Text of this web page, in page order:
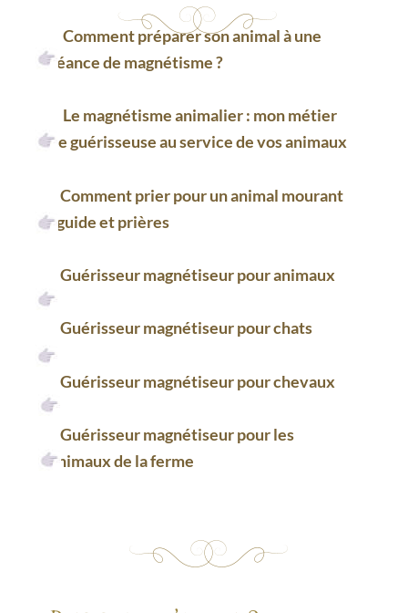
Comment préparer son animal à une
séance de magnétisme ?
Le magnétisme animalier : mon métier
de guérisseuse au service de vos animaux
Comment prier pour un animal mourant
: guide et prières
Guérisseur magnétiseur pour animaux
Guérisseur magnétiseur pour chats
Guérisseur magnétiseur pour chevaux
Guérisseur magnétiseur pour les
animaux de la ferme